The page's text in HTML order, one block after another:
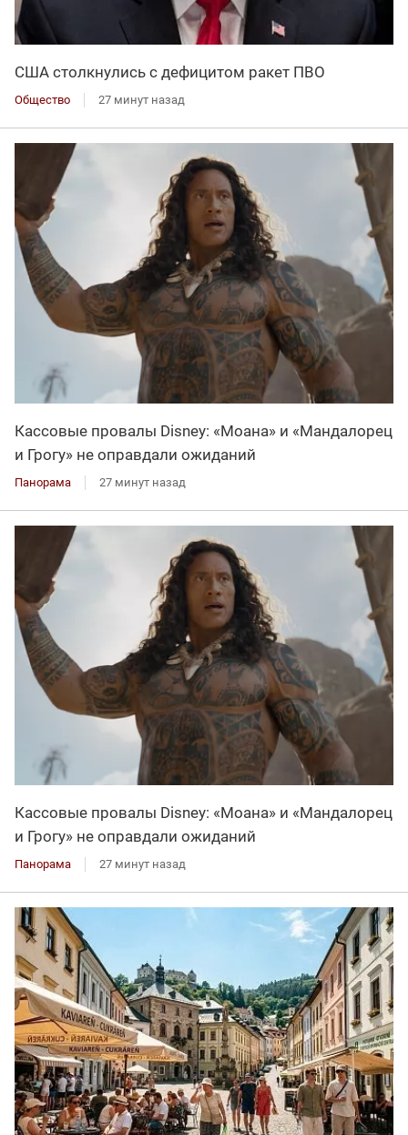
США столкнулись с дефицитом ракет ПВО
Общество 27 минут назад
Кассовые провалы Disney: «Моана» и «Мандалорец
и Грогу» не оправдали ожиданий
Панорама 27 минут назад
Кассовые провалы Disney: «Моана» и «Мандалорец
и Грогу» не оправдали ожиданий
Панорама 27 минут назад